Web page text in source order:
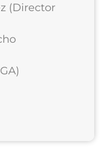
(Director